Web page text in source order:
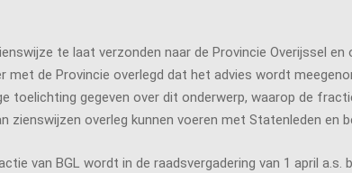
te laat verzonden naar de Provincie Overijssel
met de Provincie overlegd dat het advies wordt
toelichting gegeven over dit onderwerp, waarop de
zienswijzen overleg kunnen voeren met Statenleden
van BGL wordt in de raadsvergadering van 1 april